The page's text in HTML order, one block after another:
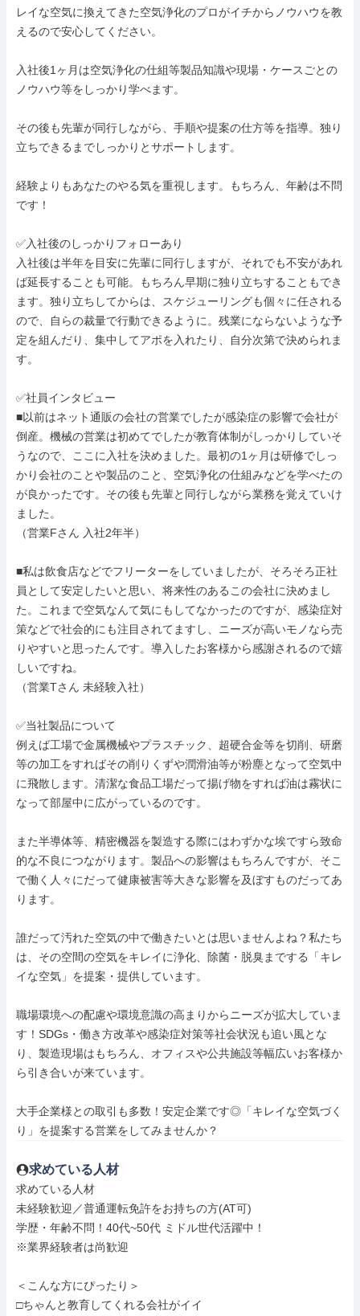
レイな空気に換えてきた空気浄化のプロがイチからノウハウを教
えるので安心してください。
入社後1ヶ月は空気浄化の仕組等製品知識や現場・ケースごとの
ノウハウ等をしっかり学べます。
その後も先輩が同行しながら、手順や提案の仕方等を指導。独り
立ちできるまでしっかりとサポートします。
経験よりもあなたのやる気を重視します。もちろん、年齢は不問
です！
✅入社後のしっかりフォローあり
入社後は半年を目安に先輩に同行しますが、それでも不安があれ
ば延長することも可能。もちろん早期に独り立ちすることもでき
ます。独り立ちしてからは、スケジューリングも個々に任される
ので、自らの裁量で行動できるように。残業にならないような予
定を組んだり、集中してアポを入れたり、自分次第で決められま
す。
✅社員インタビュー
■以前はネット通販の会社の営業でしたが感染症の影響で会社が
倒産。機械の営業は初めてでしたが教育体制がしっかりしていそ
うなので、ここに入社を決めました。最初の1ヶ月は研修でしっ
かり会社のことや製品のこと、空気浄化の仕組みなどを学べたの
が良かったです。その後も先輩と同行しながら業務を覚えていけ
ました。
（営業Fさん 入社2年半）
■私は飲食店などでフリーターをしていましたが、そろそろ正社
員として安定したいと思い、将来性のあるこの会社に決めまし
た。これまで空気なんて気にもしてなかったのですが、感染症対
策などで社会的にも注目されてますし、ニーズが高いモノなら売
りやすいと思ったんです。導入したお客様から感謝されるので嬉
しいですね。
（営業Tさん 未経験入社）
✅当社製品について
例えば工場で金属機械やプラスチック、超硬合金等を切削、研磨
等の加工をすればその削りくずや潤滑油等が粉塵となって空気中
に飛散します。清潔な食品工場だって揚げ物をすれば油は霧状に
なって部屋中に広がっているのです。
また半導体等、精密機器を製造する際にはわずかな埃ですら致命
的な不良につながります。製品への影響はもちろんですが、そこ
で働く人々にだって健康被害等大きな影響を及ぼすものだってあ
ります。
誰だって汚れた空気の中で働きたいとは思いませんよね？私たち
は、その空間の空気をキレイに浄化、除菌・脱臭までする「キレ
イな空気」を提案・提供しています。
職場環境への配慮や環境意識の高まりからニーズが拡大していま
す！SDGs・働き方改革や感染症対策等社会状況も追い風とな
り、製造現場はもちろん、オフィスや公共施設等幅広いお客様か
ら引き合いが来ています。
大手企業様との取引も多数！安定企業です◎「キレイな空気づく
り」を提案する営業をしてみませんか？
求めている人材
求めている人材
未経験歓迎／普通運転免許をお持ちの方(AT可)
学歴・年齢不問！40代~50代 ミドル世代活躍中！
※業界経験者は尚歓迎
＜こんな方にぴったり＞
□ちゃんと教育してくれる会社がイイ